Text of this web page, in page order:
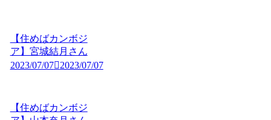
【住めばカンボジ
ア】宮城結月さん
2023/07/07
2023/07/07
【住めばカンボジ